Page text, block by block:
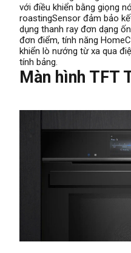
với điều khiển bằng giọng
roastingSensor đảm bảo
dụng thanh ray đơn dạng
đơn điểm, tính năng
khiển lò nướng từ xa qua
tính bảng.
Màn hình TFT